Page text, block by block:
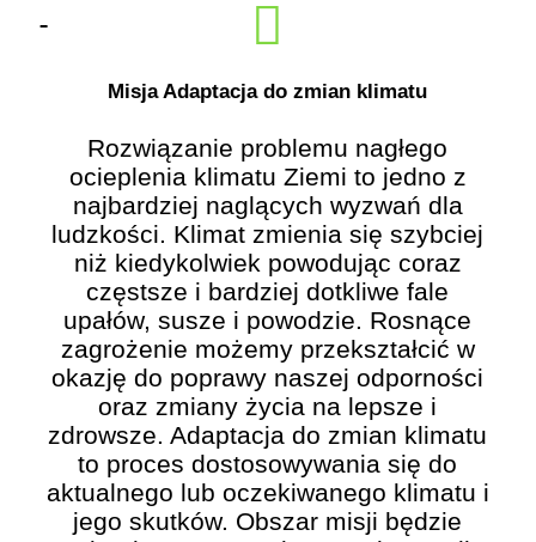
Misja Adaptacja do zmian klimatu
Rozwiązanie problemu nagłego
ocieplenia klimatu Ziemi to jedno z
najbardziej naglących wyzwań dla
ludzkości. Klimat zmienia się szybciej
niż kiedykolwiek powodując coraz
częstsze i bardziej dotkliwe fale
upałów, susze i powodzie. Rosnące
zagrożenie możemy przekształcić w
okazję do poprawy naszej odporności
oraz zmiany życia na lepsze i
zdrowsze. Adaptacja do zmian klimatu
to proces dostosowywania się do
aktualnego lub oczekiwanego klimatu i
jego skutków. Obszar misji będzie